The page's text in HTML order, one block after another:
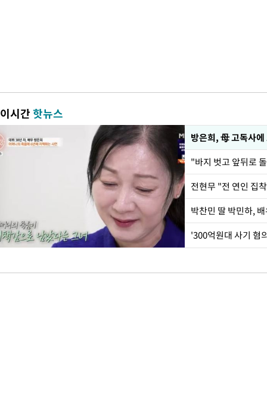
이시간핫뉴스
방은희, 母 고독사
전현무 "전 연인 집
'300억원대 사기 혐